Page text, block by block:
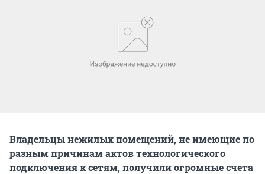
Владельцы нежилых помещений, не имеющие по
разным причинам актов технологического
подключения к сетям, получили огромные счета